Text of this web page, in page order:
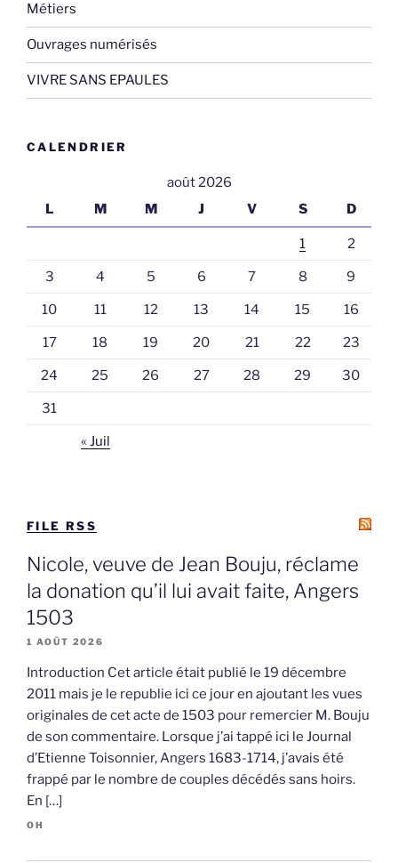
Métiers
Ouvrages numérisés
VIVRE SANS EPAULES
CALENDRIER
août 2026
L
M M J V S D
1 2
3 4 5 6 7 8 9
10 11 12 13 14 15 16
17 18 19 20 21 22 23
24 25 26 27 28 29 30
31
« Juil
FILE RSS
Nicole, veuve de Jean Bouju, réclame
la donation qu’il lui avait faite, Angers
1503
1 AOÛT 2026
Introduction Cet article était publié le 19 décembre
2011 mais je le republie ici ce jour en ajoutant les vues
originales de cet acte de 1503 pour remercier M. Bouju
de son commentaire. Lorsque j’ai tappé ici le Journal
d’Etienne Toisonnier, Angers 1683-1714, j’avais été
frappé par le nombre de couples décédés sans hoirs.
En […]
OH